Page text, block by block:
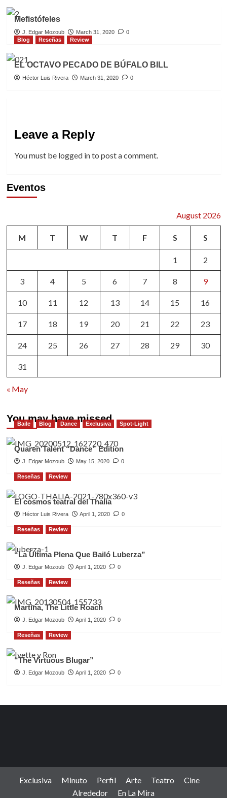
Mefistófeles
J. Edgar Mozoub March 31, 2020
0
Blog
Reseñas Review
EL OCTAVO PECADO DE BÚFALO BILL
Héctor Luis Rivera March 31, 2020 0
Leave a Reply
You must be logged into post a comment.
Eventos
August 2026
M T W T F S S
1 2
3 4 5 6 7 8 9
10 11 12 13 14 15 16
17 18 19 20 21 22 23
24 25 26 27 28 29 30
31
« May
You may have missed
Baile Blog Dance Exclusiva Spot-Light
Quaren’Talent “Dance” Edition
J. Edgar Mozoub May 15, 2020 0
Reseñas Review
El cosmos teatral del Thalia
Héctor Luis Rivera April 1, 2020 0
Reseñas Review
“La Última Plena Que Bailó Luberza”
J. Edgar Mozoub April 1, 2020 0
Reseñas Review
Martina, The Little Roach
J. Edgar Mozoub April 1, 2020 0
Reseñas Review
“The Virtuous Blugar”
J. Edgar Mozoub April 1, 2020 0
Exclusiva Minuto Perfil Arte Teatro
Cine
Alrededor
En La Mira